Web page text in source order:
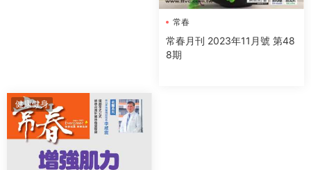
常春
常春月刊 2023年11月號 第48
8期
健康健身